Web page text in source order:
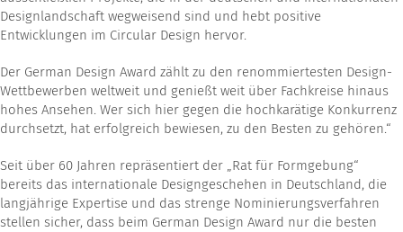
Designlandschaft wegweisend sind und hebt positive
Entwicklungen im Circular Design hervor.
Der German Design Award zählt zu den renommiertesten Design-
Wettbewerben weltweit und genießt weit über Fachkreise hinaus
hohes Ansehen. Wer sich hier gegen die hochkarätige Konkurrenz
durchsetzt, hat erfolgreich bewiesen, zu den Besten zu gehören.“
Seit über 60 Jahren repräsentiert der „Rat für Formgebung“
bereits das internationale Designgeschehen in Deutschland, die
langjährige Expertise und das strenge Nominierungsverfahren
stellen sicher, dass beim German Design Award nur die besten